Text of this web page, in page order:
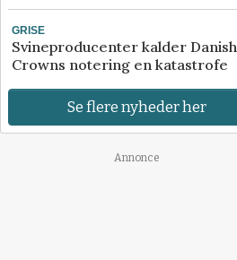
GRISE
Svineproducenter kalder Danish
Crowns notering en katastrofe
Se flere nyheder her
Annonce